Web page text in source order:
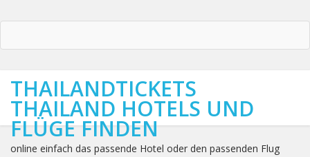
THAILANDTICKETS
THAILAND HOTELS UND
FLÜGE FINDEN
online einfach das passende Hotel oder den passenden Flug